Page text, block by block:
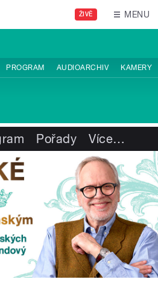
ŽIVĚ MENU
PROGRAM AUDIOARCHIV KAMERY
Pořady Více…